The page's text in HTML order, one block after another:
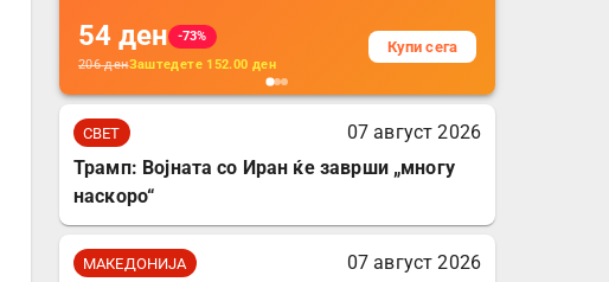
додатоци за заштита на
кабли, без батерија, за
мобилни телефони,
комплет за заштита на
54 ден
-73%
206денЗаштедете 152.00 ден
Купи сега
СВЕТ
07 август 2026
Трамп: Војната со Иран ќе заврши „многу
наскоро“
МАКЕДОНИЈА
07 август 2026